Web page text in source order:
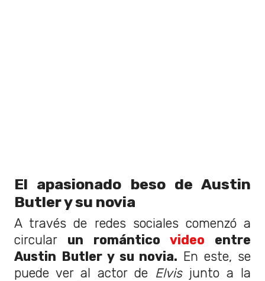
El apasionado beso de Austin
Butler y su novia
A través de redes sociales comenzó a
circular un romántico video entre
Austin Butler y su novia. En este, se
puede ver al actor de Elvis junto a la